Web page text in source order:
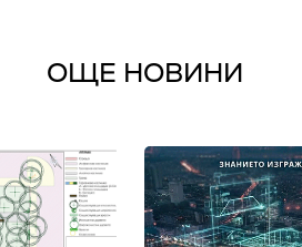
ОЩЕ НОВИНИ